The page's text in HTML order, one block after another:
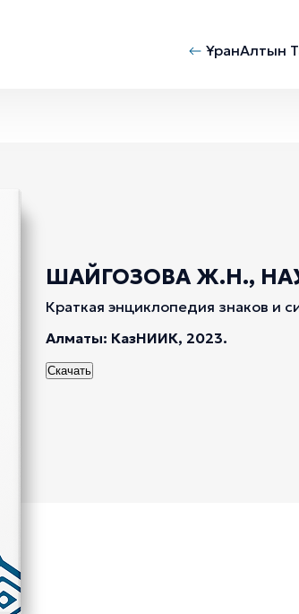
ҰранАлтын
ШАЙГОЗОВА Ж.Н.,
Краткая энциклопедия знаков и
Алматы: КазНИИК, 2023.
Скачать